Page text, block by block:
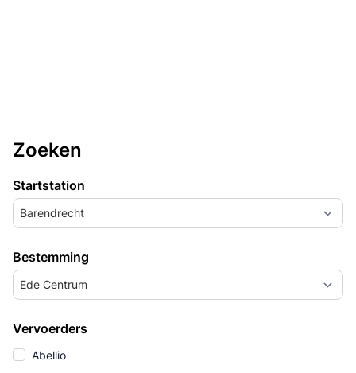
Zoeken
Startstation
Barendrecht
Bestemming
Ede Centrum
Vervoerders
Abellio